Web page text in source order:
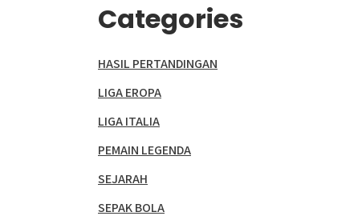
Categories
HASIL PERTANDINGAN
LIGA EROPA
LIGA ITALIA
PEMAIN LEGENDA
SEJARAH
SEPAK BOLA